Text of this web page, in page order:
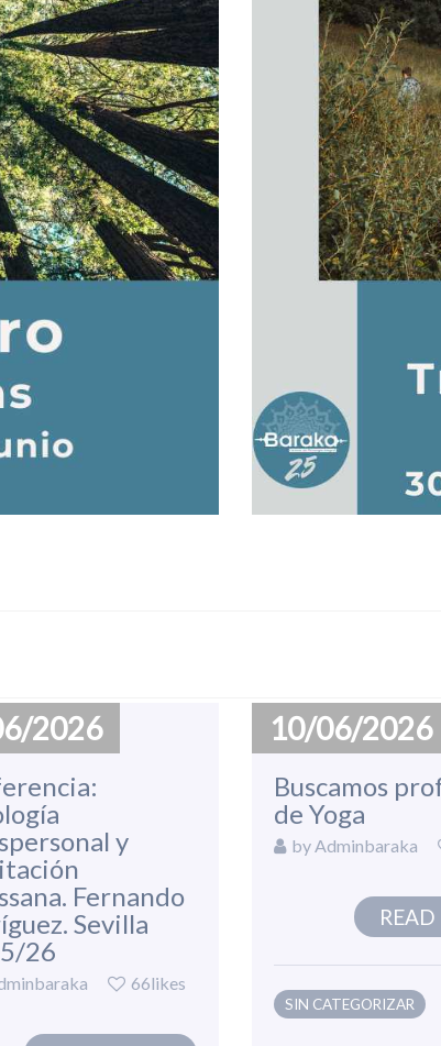
2026
y
Fernando
Sevilla
26
66likes
10/06/2026
Buscamos
de Yoga
byAdminbaraka
SIN CATEGORIZAR